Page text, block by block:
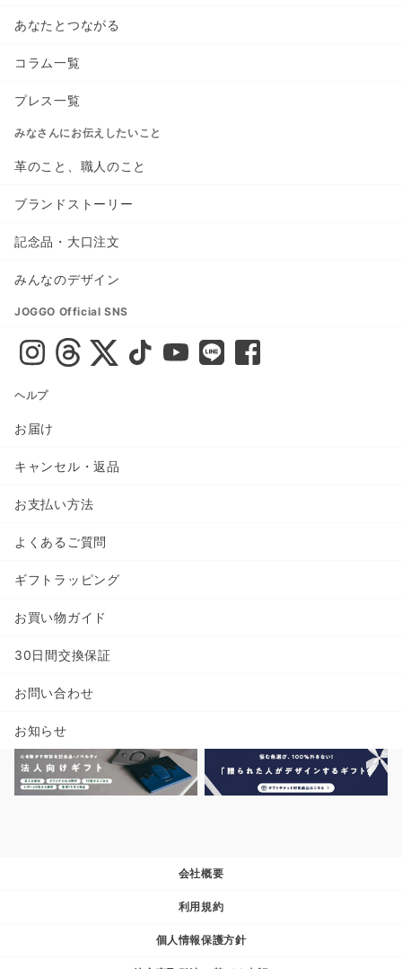
あなたとつながる
コラム一覧
プレス一覧
みなさんにお伝えしたいこと
革のこと、職人のこと
ブランドストーリー
記念品・大口注文
みんなのデザイン
JOGGO Official SNS
ヘルプ
お届け
キャンセル・返品
お支払い方法
よくあるご質問
ギフトラッピング
お買い物ガイド
30日間交換保証
お問い合わせ
お知らせ
会社概要
利用規約
個人情報保護方針